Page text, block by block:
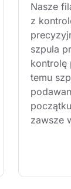
Nasze
z
szpula
kontrolę
temu
zawsze